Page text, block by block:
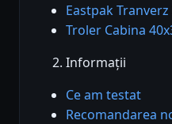
Eastpak Tranverz
Troler Cabina
Informații
Ce am testat
Recomandarea